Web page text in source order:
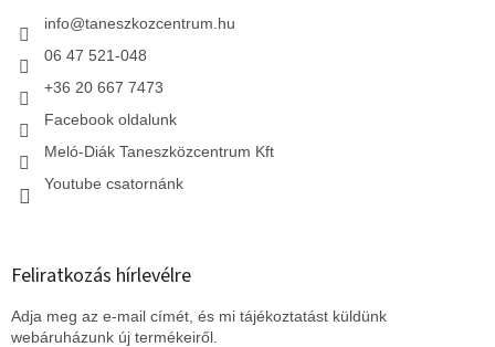
info@taneszkozcentrum.hu
06 47 521-048
+36 20 667 7473
Facebook oldalunk
Meló-Diák Taneszközcentrum Kft
Youtube csatornánk
Feliratkozás hírlevélre
Adja meg az e-mail címét, és mi tájékoztatást küldünk
webáruházunk új termékeiről.